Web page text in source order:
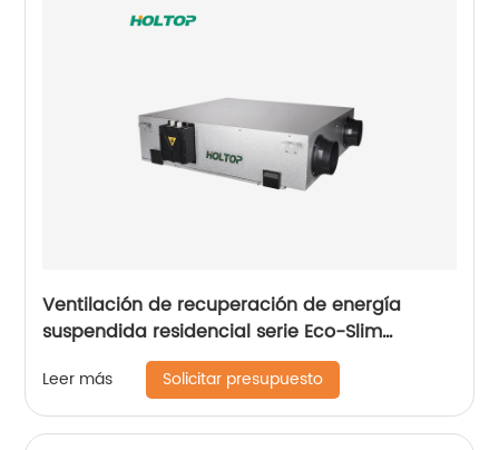
Ventilación de recuperación de energía
suspendida residencial serie Eco-Slim
(250~350 m3/h)
Leer más Solicitar presupuesto